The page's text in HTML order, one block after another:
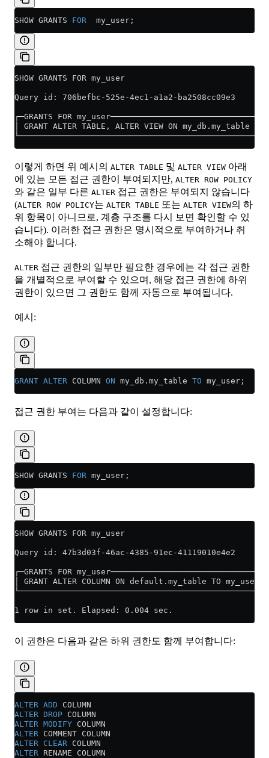
SHOW GRANTS FOR
  my_user;
SHOW GRANTS FOR my_user
Query id: 706befbc-525e-4ec1-a1a2-ba2508cc09e3
┌─GRANTS FOR
│ GRANT ALTER TABLE, ALTER VIEW ON my_db.my_table
이렇게 하면 위 예시의 ALTER TABLE 및 ALTER VIEW 아래
에 있는 모든 접근 권한이 부여되지만, ALTER ROW POLICY
와 같은 일부 다른 ALTER 접근 권한은 부여되지 않습니다
(ALTER ROW POLICY는 ALTER TABLE 또는 ALTER VIEW의 하
위 항목이 아니므로, 계층 구조를 다시 보면 확인할 수 있
습니다). 이러한 접근 권한은 명시적으로 부여하거나 취
소해야 합니다.
ALTER 접근 권한의 일부만 필요한 경우에는 각 접근 권한
을 개별적으로 부여할 수 있으며, 해당 접근 권한에 하위
권한이 있으면 그 권한도 함께 자동으로 부여됩니다.
예시:
GRANT ALTER COLUMN ON my_db . my_table TO my_user;
접근 권한 부여는 다음과 같이 설정합니다:
SHOW GRANTS FOR my_user;
SHOW GRANTS FOR my_user
Query id: 47b3d03f-46ac-4385-91ec-41119010e4e2
┌─GRANTS FOR my_user────────────────────────────────┐
│ GRANT ALTER COLUMN ON default.my_table TO my_user │
└───────────────────────────────────────────────────┘
1 row in set. Elapsed: 0.004 sec.
이 권한은 다음과 같은 하위 권한도 함께 부여합니다:
ALTER ADD COLUMN
ALTER DROP COLUMN
ALTER MODIFY COLUMN
ALTER COMMENT COLUMN
ALTER CLEAR COLUMN
ALTER RENAME COLUMN